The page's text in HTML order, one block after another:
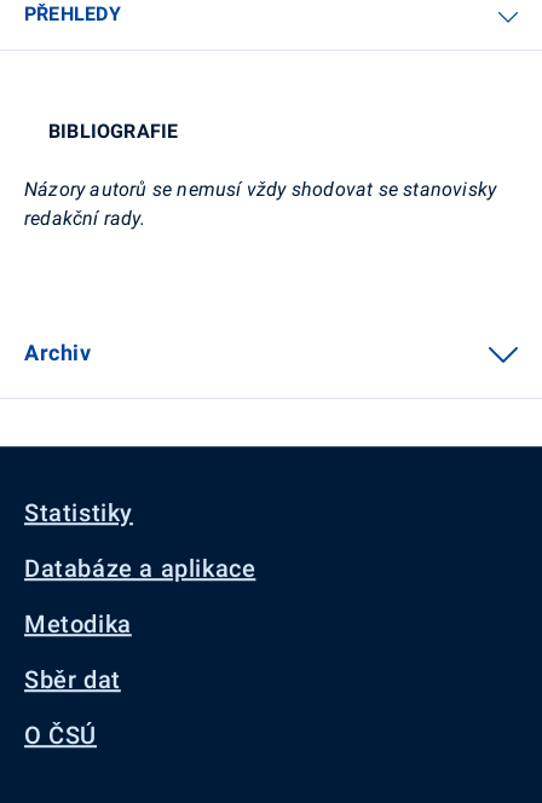
PŘEHLEDY
BIBLIOGRAFIE
Názory autorů se nemusí vždy shodovat se stanovisky
redakční rady.
Archiv
Statistiky
Databáze a aplikace
Metodika
Sběr dat
O ČSÚ